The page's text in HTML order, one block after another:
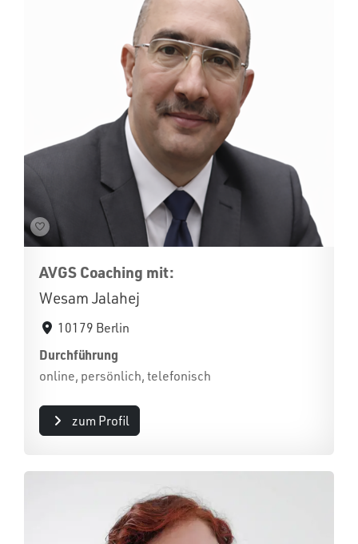
AVGS Coaching mit:
Wesam Jalahej
10179 Berlin
Durchführung
online, persönlich, telefonisch
zum Profil